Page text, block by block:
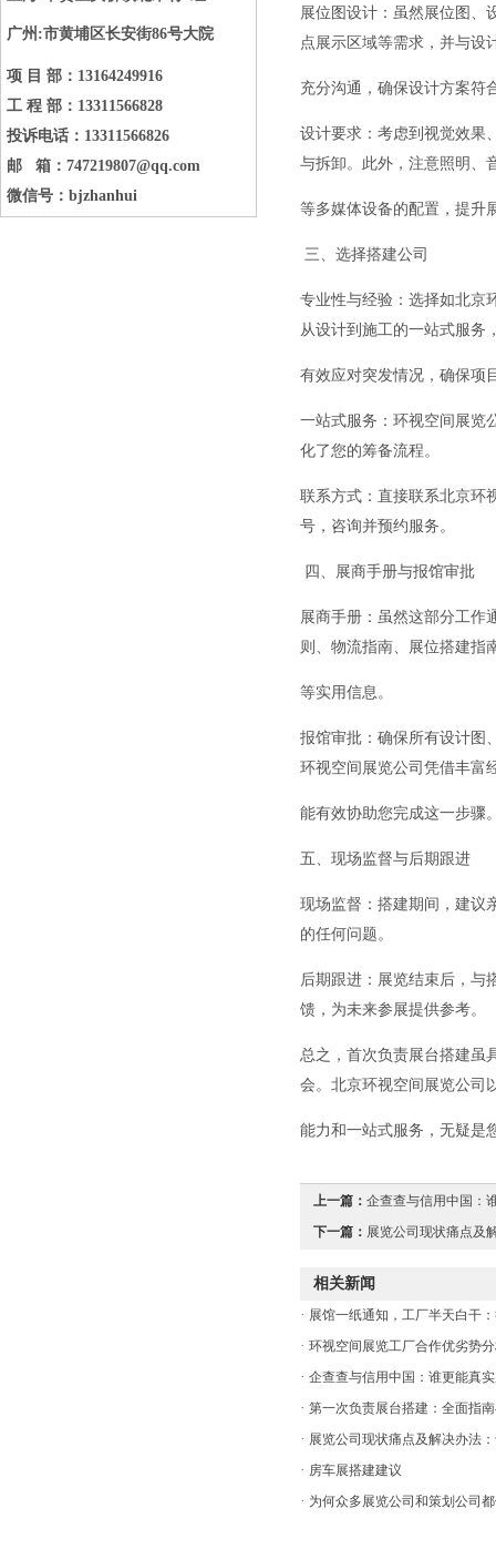
广州:市黄埔区长安街86号大院
项 目 部：13164249916
工 程 部：13311566828
投诉电话：13311566826
邮 箱：747219807@qq.com
微信号：bjzhanhui
展位图设计：虽然展位图、
点展示区域等需求，并与设
充分沟通，确保设计方案符
设计要求：考虑到视觉效果
与拆卸。此外，注意照明、
等多媒体设备的配置，提升
三、选择搭建公司
专业性与经验：选择如北京
从设计到施工的一站式服务
有效应对突发情况，确保项
一站式服务：环视空间展览
化了您的筹备流程。
联系方式：直接联系北京环
号，咨询并预约服务。
四、展商手册与报馆审批
展商手册：虽然这部分工作
则、物流指南、展位搭建指
等实用信息。
报馆审批：确保所有设计图
环视空间展览公司凭借丰富
能有效协助您完成这一步骤
五、现场监督与后期跟进
现场监督：搭建期间，建议
的任何问题。
后期跟进：展览结束后，与
馈，为未来参展提供参考。
总之，首次负责展台搭建虽
会。北京环视空间展览公司
能力和一站式服务，无疑是
上一篇： 企查查与信用中国：
下一篇： 展览公司现状痛点及
相关新闻
· 展馆一纸通知，工厂半天白干
· 环视空间展览工厂合作优劣势
· 企查查与信用中国：谁更能真
· 第一次负责展台搭建：全面指
· 展览公司现状痛点及解决办法
· 房车展搭建建议
· 为何众多展览公司和策划公司